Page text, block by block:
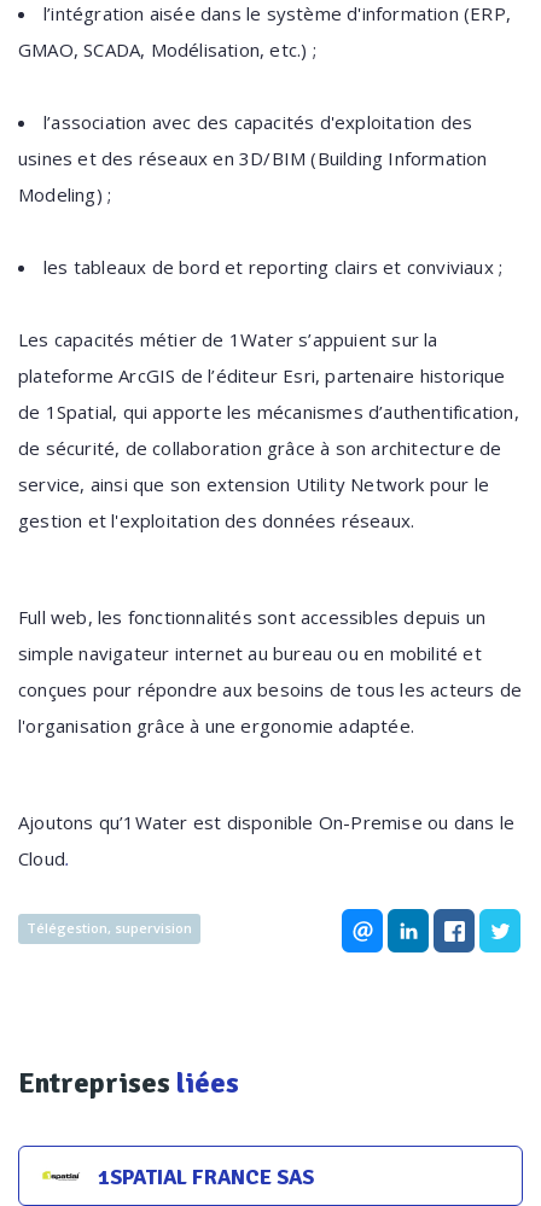
l’intégration aisée dans le système d'information (ERP,
GMAO, SCADA, Modélisation, etc.) ;
l’association avec des capacités d'exploitation des
usines et des réseaux en 3D/BIM (Building Information
Modeling) ;
les tableaux de bord et reporting clairs et conviviaux ;
Les capacités métier de 1Water s’appuient sur la
plateforme ArcGIS de l’éditeur Esri, partenaire historique
de 1Spatial, qui apporte les mécanismes d’authentification,
de sécurité, de collaboration grâce à son architecture de
service, ainsi que son extension Utility Network pour le
gestion et l'exploitation des données réseaux.
Full web, les fonctionnalités sont accessibles depuis un
simple navigateur internet au bureau ou en mobilité et
conçues pour répondre aux besoins de tous les acteurs de
l'organisation grâce à une ergonomie adaptée.
Ajoutons qu’1Water est disponible On-Premise ou dans le
Cloud.
Télégestion, supervision
Entreprises liées
1SPATIAL FRANCE SAS